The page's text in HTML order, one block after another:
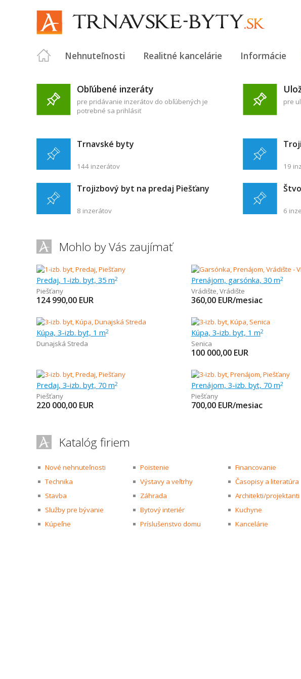
Nehnuteľnosti Realitné kancelárie Informácie
Obľúbené inzeráty
pre pridávanie inzerátov do obľúbených je
potrebné sa prihlásiť
pre
Trnavské byty
144 inzerátov 19
Trojizbový byt na predaj Piešťany
8 inzerátov 6
Mohlo by Vás zaujímať
Predaj, 1-izb. byt, 35 m2
Piešťany
124 990,00 EUR
Prenájom, garsónka, 30 m2
Vrádište,Vrádište
360,00 EUR/mesiac
Kúpa, 3-izb. byt, 1 m2
Dunajská Streda
Kúpa, 3-izb. byt, 1 m2
Senica
100 000,00 EUR
Predaj, 3-izb. byt, 70 m2
Piešťany
220 000,00 EUR
Prenájom, 3-izb. byt, 70 m2
Piešťany
700,00 EUR/mesiac
Katalóg firiem
Nové nehnuteľnosti Poistenie
Financovanie
Technika
Výstavy a veľtrhy
Časopisy a literatúra
Stavba
Záhrada
Architekti/projektanti
Služby pre bývanie
Bytový interiér
Kuchyne
Kúpeľne
Príslušenstvo domu Kancelárie